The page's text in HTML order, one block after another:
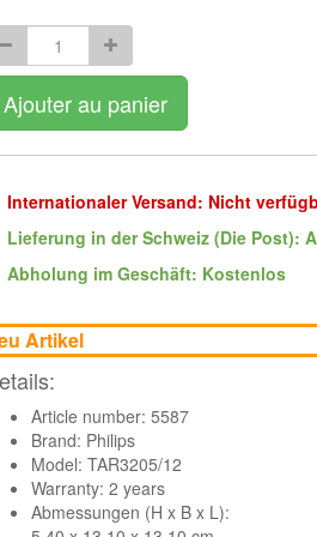
Ajouter au panier
Internationaler Versand: Nicht
Lieferung in der Schweiz (Die Post):
Abholung im Geschäft: Kostenlos
Artikel
Article number: 5587
Brand: Philips
Model: TAR3205/12
Warranty: 2 years
Abmessungen (H x B x L):